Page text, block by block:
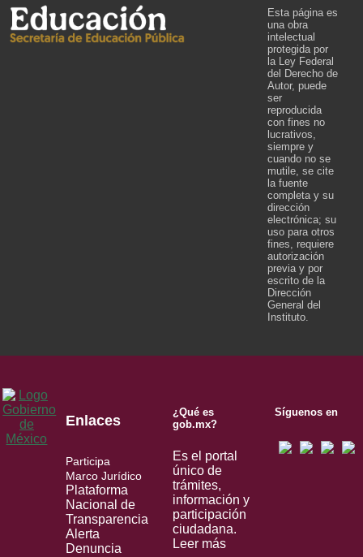
Esta página es
una obra
intelectual
protegida por
la Ley Federal
del Derecho de
Autor, puede
ser
reproducida
con fines no
lucrativos,
siempre y
cuando no se
mutile, se cite
la fuente
completa y su
dirección
electrónica; su
uso para otros
fines, requiere
autorización
previa y por
escrito de la
Dirección
General del
Instituto.
Enlaces
Participa
Marco Jurídico
Plataforma
Nacional de
Transparencia
Alerta
Denuncia
¿Qué es
gob.mx?
Es el portal
único de
trámites,
información y
participación
ciudadana.
Leer más
Síguenos en